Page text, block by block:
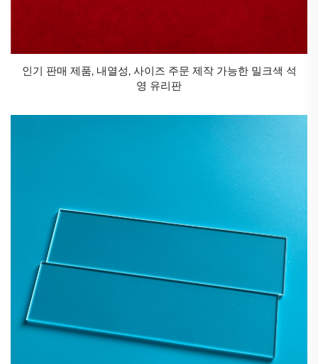
한 운전 조건에서도 효율적인 열 전달과 장기적인 신뢰
밀프로 베이크로
석영의 투명성 덕분에 가열 과정을 쉽게 관찰할 수 있으
며, 열 안정성으로 인해 균일한 가열과 일관된 결과를
얻을 수 있습니다.
석영 튜브의 장점
석영 튜브의 열 안정성
석영 튜브는 우수한 열 안정성을 보여주며, 고온에서도
변형이나 구조적 손상 없이 견딜 수 있습니다. 이러한
특성 덕분에 전기 광원 및 화학 처리와 같은 고온 응용
인기 판매 제품, 내열성, 사이즈 주문 제작 가능한 밀크색 석
영 유리판